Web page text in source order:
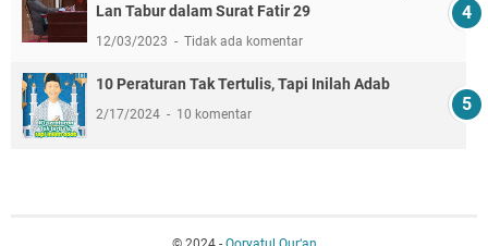
Lan Tabur dalam Surat Fatir 29
12/03/2023 Tidak ada komentar
10 Peraturan Tak Tertulis, Tapi Inilah Adab
2/17/2024 10 komentar